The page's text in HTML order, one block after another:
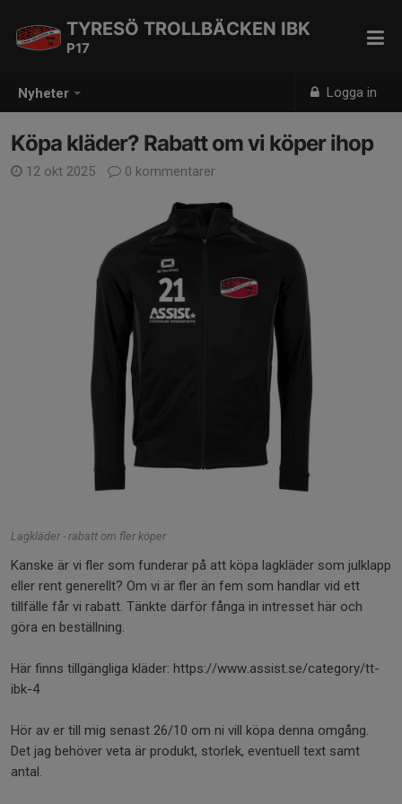
Nyheter Logga in
TYRESÖ TROLLBÄCKEN IBK
P17
Köpa kläder? Rabatt om vi köper ihop
12 okt 2025 0 kommentarer
Lagkläder - rabatt om fler köper
Kanske är vi fler som funderar på att köpa lagkläder som julklapp
eller rent generellt? Om vi är fler än fem som handlar vid ett
tillfälle får vi rabatt. Tänkte därför fånga in intresset här och
göra en beställning.
Här finns tillgängliga kläder: https://www.assist.se/category/tt-
ibk-4
Hör av er till mig senast 26/10 om ni vill köpa denna omgång.
Det jag behöver veta är produkt, storlek, eventuell text samt
antal.